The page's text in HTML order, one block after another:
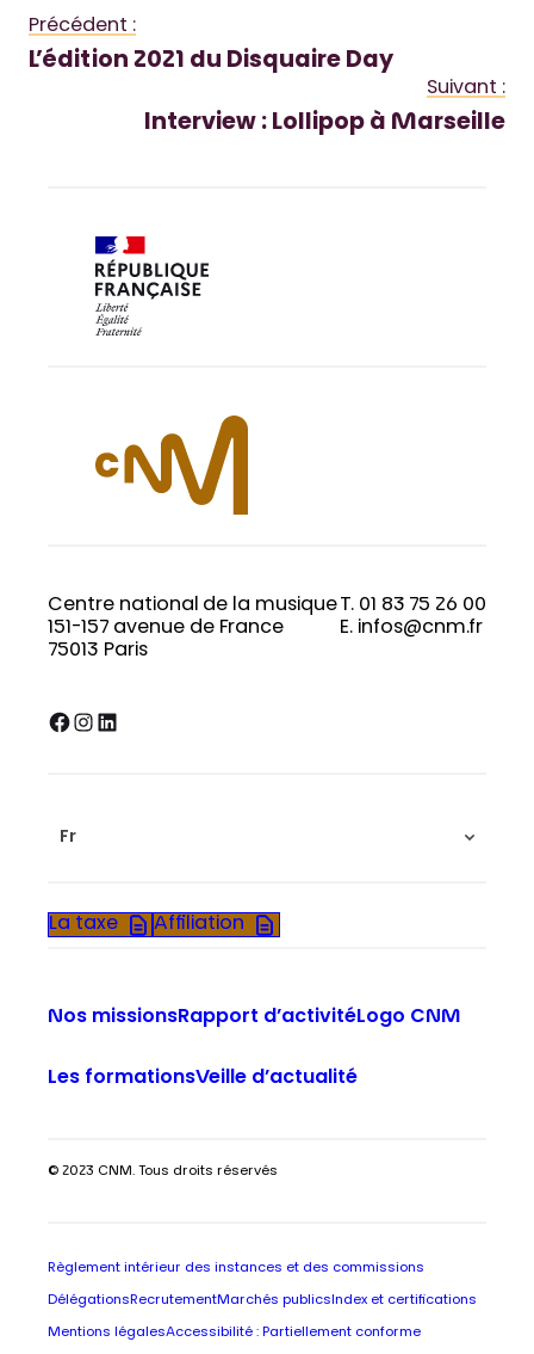
Précédent :
L’édition 2021 du Disquaire Day
Suivant :
Interview : Lollipop à Marseille
Centre national de la musique
151-157 avenue de France
75013 Paris
T. 01 83 75 26 00
E. infos@cnm.fr
Facebook InstagramLinkedIn
Fr
La taxe Affiliation
Nos missionsRapport d’activitéLogo CNM
Les formationsVeille d’actualité
© 2023 CNM. Tous droits réservés
Règlement intérieur des instances et des commissions
Délégations RecrutementMarchés publics Index et certifications
Mentions légalesAccessibilité : Partiellement conforme